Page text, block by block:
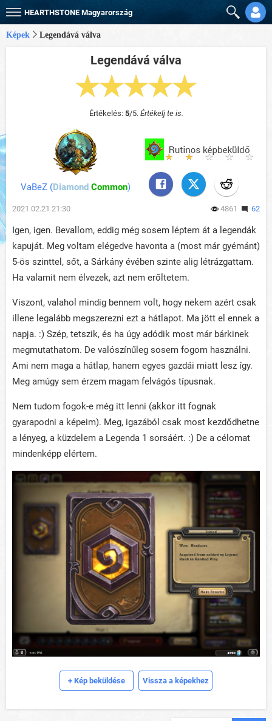
HEARTHSTONE Magyarország
Képek Legendává válva
Legendává válva
Értékelés: 5/5. Értékelj te is.
VaBeZ(Diamond Common)
2021.02.21 21:30 4861 62
Igen, igen. Bevallom, eddig még sosem léptem át a legendák
kapuját. Meg voltam elégedve havonta a (most már gyémánt)
5-ös szinttel, sőt, a Sárkány évében szinte alig létrázgattam.
Ha valamit nem élvezek, azt nem erőltetem.
Viszont, valahol mindig bennem volt, hogy nekem azért csak
illene legalább megszerezni ezt a hátlapot. Ma jött el ennek a
napja. :) Szép, tetszik, és ha úgy adódik most már bárkinek
megmutathatom. De valószínűleg sosem fogom használni.
Ami nem maga a hátlap, hanem egyes gazdái miatt lesz így.
Meg amúgy sem érzem magam felvágós típusnak.
Nem tudom fogok-e még itt lenni (akkor itt fognak
gyarapodni a képeim). Meg, igazából csak most kezdődhetne
a lényeg, a küzdelem a Legenda 1 sorsáért. :) De a célomat
mindenképp elértem.
+ Kép beküldése Vissza a képekhez